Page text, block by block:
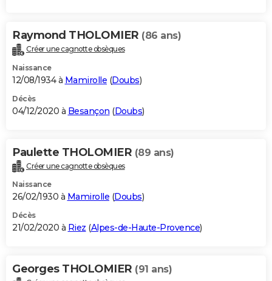
Raymond THOLOMIER (86 ans)
Créer une cagnotte obsèques
Naissance
12/08/1934 à Mamirolle (Doubs)
Décès
04/12/2020 à Besançon (Doubs)
Paulette THOLOMIER (89 ans)
Créer une cagnotte obsèques
Naissance
26/02/1930 à Mamirolle (Doubs)
Décès
21/02/2020 à Riez (Alpes-de-Haute-Provence)
Georges THOLOMIER (91 ans)